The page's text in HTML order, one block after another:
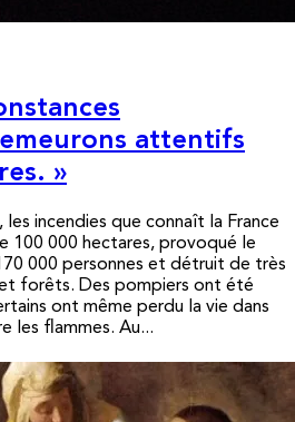
attentifs
»
incendies que connaît la France
100 000 hectares, provoqué le
000 personnes et détruit de très
forêts. Des pompiers ont été
ont même perdu la vie dans
les flammes. Au...